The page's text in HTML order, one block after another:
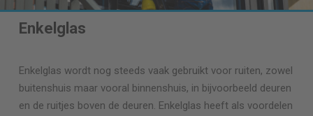
Enkelglas
Enkelglas wordt nog steeds vaak gebruikt voor ruiten, zowel
buitenshuis maar vooral binnenshuis, in bijvoorbeeld deuren
en de ruitjes boven de deuren. Enkelglas heeft als voordelen